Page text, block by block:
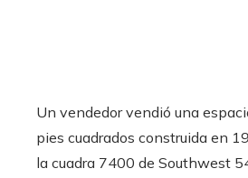
Un vendedor vendió una
pies cuadrados construida en
la cuadra 7400 de Southwest